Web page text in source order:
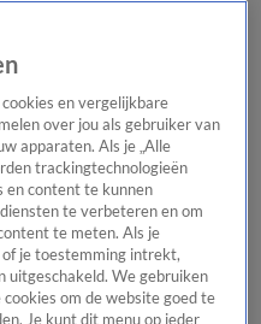
Het beste van Hart
Tip de
en vergelijkbare
over jou als gebruiker van
apparaten. Als je „Alle
trackingtechnologieën
en content te kunnen
te verbeteren en om
te meten. Als je
of je toestemming intrekt,
uitgeschakeld. We gebruiken
om de website goed te
Je kunt dit menu op ieder